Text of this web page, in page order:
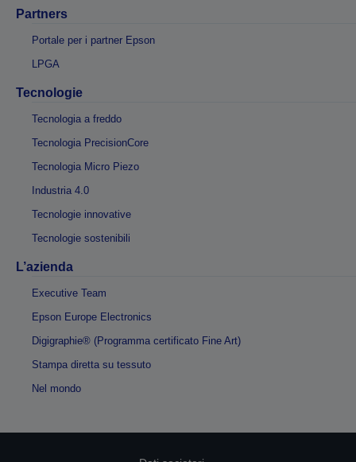
Partners
Portale per i partner Epson
LPGA
Tecnologie
Tecnologia a freddo
Tecnologia PrecisionCore
Tecnologia Micro Piezo
Industria 4.0
Tecnologie innovative
Tecnologie sostenibili
L’azienda
Executive Team
Epson Europe Electronics
Digigraphie® (Programma certificato Fine Art)
Stampa diretta su tessuto
Nel mondo